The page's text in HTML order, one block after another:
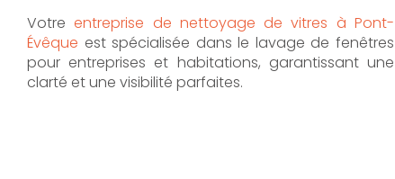
Votreentreprise de nettoyage de vitres à Pont-
Évêque est spécialisée dans le lavage de fenêtres
pour entreprises et habitations, garantissant une
clarté et une visibilité parfaites.